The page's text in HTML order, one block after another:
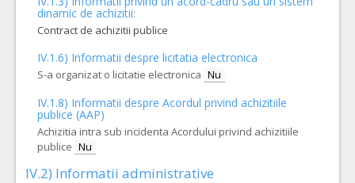
dinamic de achizitii:
Contract de achizitii publice
IV.1.6) Informatii despre licitatia electronica
S-a organizat o licitatie electronica Nu
IV.1.8) Informatii despre Acordul privind achizitiile
publice (AAP)
Achizitia intra sub incidenta Acordului privind achizitiile
publice Nu
IV.2) Informatii administrative